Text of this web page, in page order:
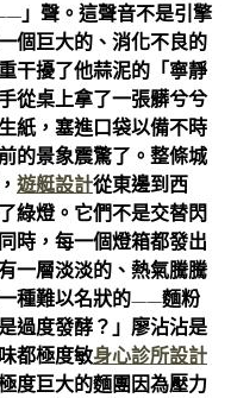
」聲。這聲音不是引擎
個巨大的、消化不良的
干擾了他蒜泥的「寧靜
從桌上拿了一張髒兮兮
紙，塞進口袋以備不時
的景象震驚了。整條城
遊艇設計從東邊到西
綠燈。它們不是交替閃
時，每一個燈箱都發出
一層淡淡的、熱氣騰騰
種難以名狀的——麵粉
過度發酵？」廖沾沾是
都極度敏身心診所設計
度巨大的麵團因為壓力